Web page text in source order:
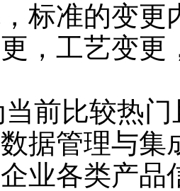
标准的变更
，工艺变更
前比较热门
据管理与集
业各类产品